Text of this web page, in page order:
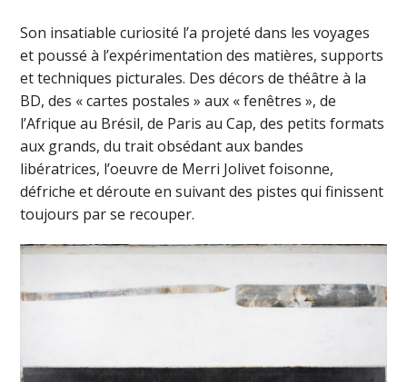
Son insatiable curiosité l’a projeté dans les voyages
et poussé à l’expérimentation des matières, supports
et techniques picturales. Des décors de théâtre à la
BD, des « cartes postales » aux « fenêtres », de
l’Afrique au Brésil, de Paris au Cap, des petits formats
aux grands, du trait obsédant aux bandes
libératrices, l’oeuvre de Merri Jolivet foisonne,
défriche et déroute en suivant des pistes qui finissent
toujours par se recouper.